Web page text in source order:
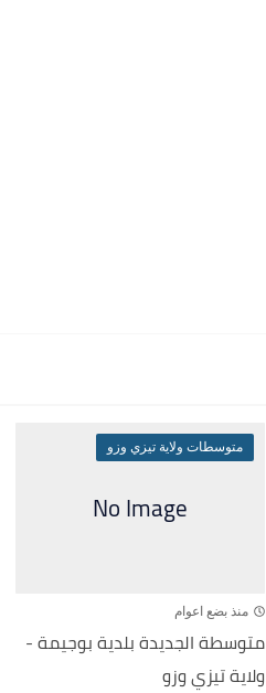
متوسطات ولاية تيزي وزو
منذ بضع اعوام
متوسطة الجديدة بلدية بوجيمة -
ولاية تيزي وزو